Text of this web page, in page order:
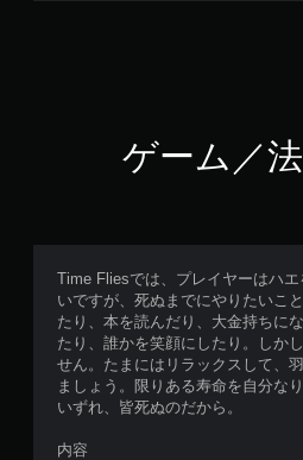
ゲーム／
Time Fliesでは、プレイヤーはハ
いですが、死ぬまでにやりたいこ
たり、本を読んだり、大金持ちに
たり、誰かを笑顔にしたり。しか
せん。たまにはリラックスして、
ましょう。限りある寿命を自分な
いずれ、皆死ぬのだから。
内容